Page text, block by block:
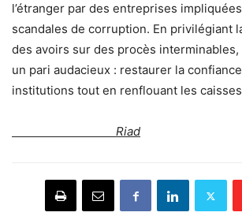
l’étranger par des entreprises
scandales de corruption. En privilégiant
des avoirs sur des procès
un pari audacieux : restaurer la
institutions tout en renflouant les caisses
Riad